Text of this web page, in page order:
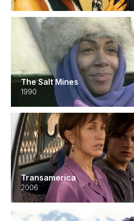
The Salt Mines
1990
Transamerica
2006